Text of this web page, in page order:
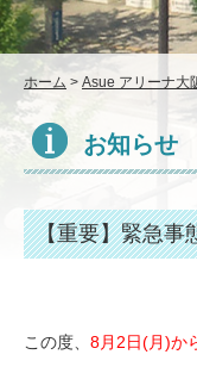
ホーム > Asue アリーナ大
お知らせ
【重要】緊急事
この度、 8月2日(月)か